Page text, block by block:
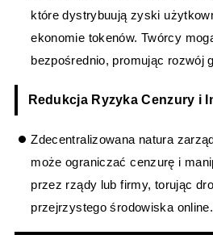
które dystrybuują zyski
ekonomie tokenów. Twórcy
bezpośrednio, promując rozwój
Redukcja Ryzyka Cenzury i
Zdecentralizowana natura
może ograniczać cenzurę i
przez rządy lub firmy, torując
przejrzystego środowiska online.